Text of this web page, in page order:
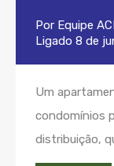
Por Equipe
Ligado 8 de
Um
condomínios
distribuição,